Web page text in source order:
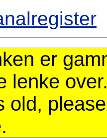
er
lenke
old,